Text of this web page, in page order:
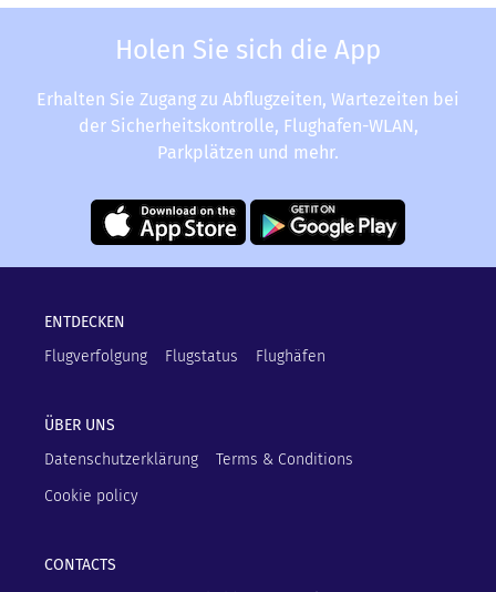
Holen Sie sich die App
Erhalten Sie Zugang zu Abflugzeiten, Wartezeiten bei
der Sicherheitskontrolle, Flughafen-WLAN,
Parkplätzen und mehr.
ENTDECKEN
Flugverfolgung
Flugstatus Flughäfen
ÜBER UNS
Datenschutzerklärung
Terms & Conditions
Cookie policy
CONTACTS